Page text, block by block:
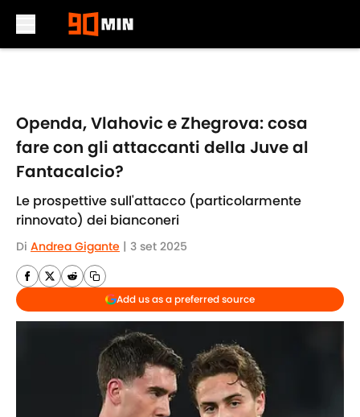
Openda, Vlahovic e Zhegrova: cosa
fare con gli attaccanti della Juve al
Fantacalcio?
Le prospettive sull'attacco (particolarmente
rinnovato) dei bianconeri
Di Andrea Gigante | 3 set 2025
Add us as a preferred source